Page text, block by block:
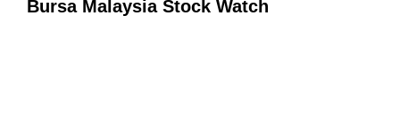
Bursa Malaysia Stock Watch